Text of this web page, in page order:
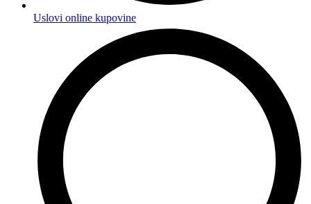
Uslovi online kupovine